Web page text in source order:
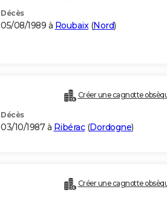
Décès
05/08/1989 à Roubaix(Nord)
Créer une cagnotte
Décès
03/10/1987 à Ribérac(Dordogne)
Créer une cagnotte